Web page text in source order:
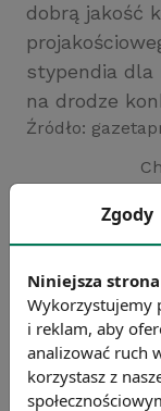
dobrą jakość
stypendia dla
na drodze
Źródło:
Zgody
Niniejsza
Wykorzystujemy
i reklam, aby
analizować ruch
korzystasz z